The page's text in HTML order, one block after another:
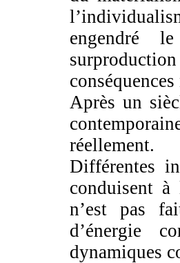
engendré
Après un
réellement.
Différentes
conduisent
n’est pas
d’énergie
dynamiques